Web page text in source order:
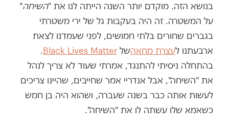
בנושא הזה. מוקדם יותר השנה הייתה לנו את "השיחה"
על המשטרה. זה היה בעקבות גל של ירי משטרתי
בגברים שחורים בלתי חמושים, לפני שעמדנו לצאת
ארבעתנו לעצרת מחאהשל Black Lives Matter
.
בהתחלה ניסיתי להתנגד, אמרתי שעוד לא צריך לנהל
את "השיחה", אבל אנדריי אמר שחייבים, שהיינו צריכים
לעשות אותה כבר בשנה שעברה, ושהוא היה בן חמש
כשאמא שלו עשתה לו את "השיחה".